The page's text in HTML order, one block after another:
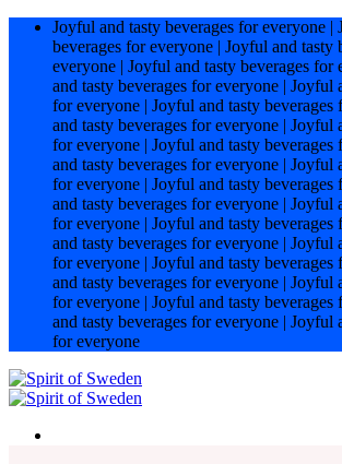
Hoppa
innehåll
Joyful and tasty beverages for everyone |
beverages for everyone | Joyful and tasty
everyone | Joyful and tasty beverages for
and tasty beverages for everyone | Joyful
for everyone | Joyful and tasty beverages
and tasty beverages for everyone | Joyful
for everyone | Joyful and tasty beverages
and tasty beverages for everyone | Joyful
for everyone | Joyful and tasty beverages
and tasty beverages for everyone | Joyful
for everyone | Joyful and tasty beverages
and tasty beverages for everyone | Joyful
for everyone | Joyful and tasty beverages
and tasty beverages for everyone | Joyful
for everyone | Joyful and tasty beverages
and tasty beverages for everyone | Joyful
for everyone